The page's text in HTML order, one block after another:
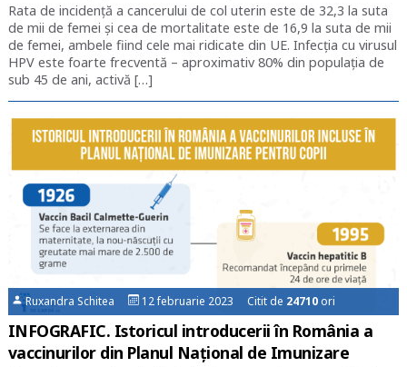
Rata de incidență a cancerului de col uterin este de 32,3 la suta
de mii de femei și cea de mortalitate este de 16,9 la suta de mii
de femei, ambele fiind cele mai ridicate din UE. Infecția cu virusul
HPV este foarte frecventă – aproximativ 80% din populația de
sub 45 de ani, activă […]
Ruxandra Schitea 12 februarie 2023 Citit de 24710 ori
INFOGRAFIC. Istoricul introducerii în România a
vaccinurilor din Planul Național de Imunizare